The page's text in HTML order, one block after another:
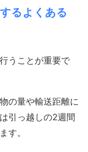
るよくある
うことが重要で
の量や輸送距離に
引っ越しの2週間
す。